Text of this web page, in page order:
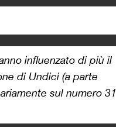
influenzato di più il
di Undici (a parte
sul numero 31